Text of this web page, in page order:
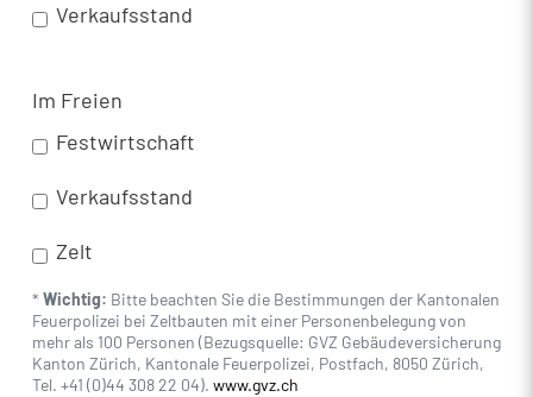
Verkaufsstand
Im Freien
Festwirtschaft
Verkaufsstand
Zelt
* Wichtig: Bitte beachten Sie die Bestimmungen der Kantonalen
Feuerpolizei bei Zeltbauten mit einer Personenbelegung von
mehr als 100 Personen (Bezugsquelle: GVZ Gebäudeversicherung
Kanton Zürich, Kantonale Feuerpolizei, Postfach, 8050 Zürich,
Tel. +41 (0)44 308 22 04). www.gvz.ch